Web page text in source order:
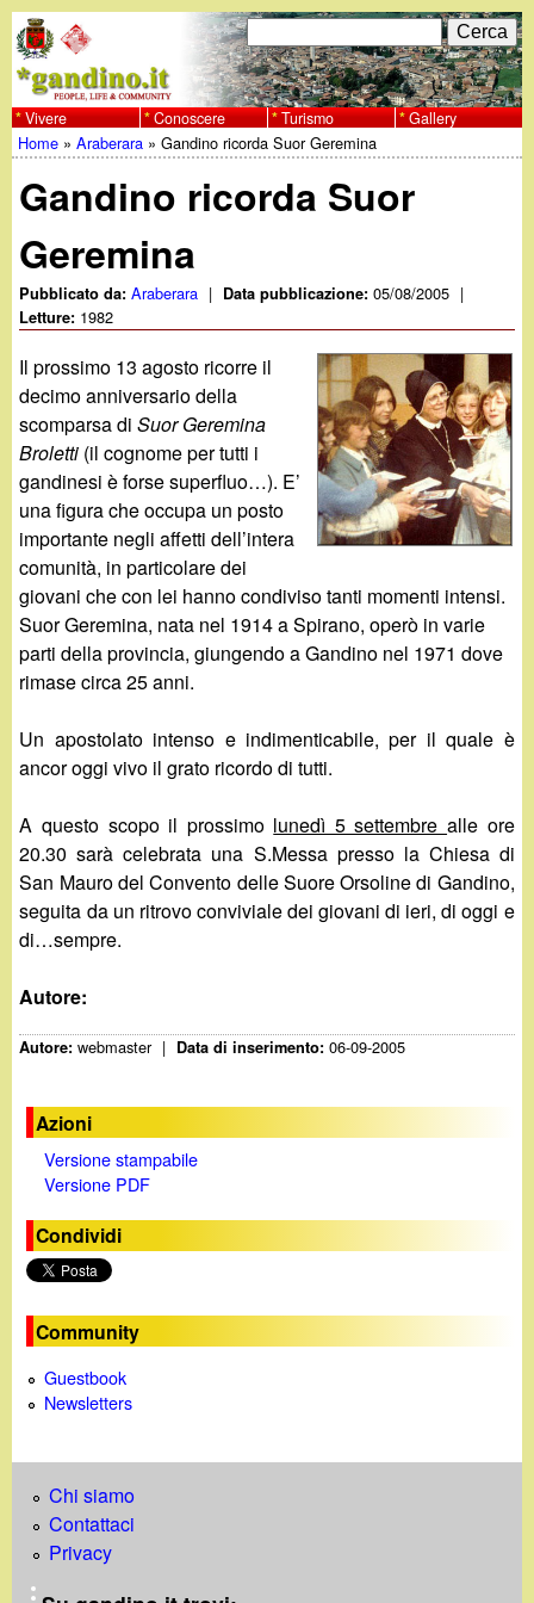
al
contenuto
principale
w
w
w
.
g
a
n
d
i
n
.
i
t
F
o
r
m
i
r
i
c
e
r
a
C
e
r
c
a
Vivere Conoscere Turismo Gallery
Tu
sei
qui
Home »Araberara »Gandino ricorda Suor Geremina
Gandino ricorda Suor
Geremina
Pubblicato da:Araberara | Data pubblicazione:05/08/2005 |
Letture: 1982
Il prossimo 13 agosto ricorre il
decimo anniversario della
scomparsa diSuor Geremina
Broletti (il cognome per tutti i
gandinesi è forse superfluo…). E’
una figura che occupa un posto
importante negli affetti dell’intera
comunità, in particolare dei
giovani che con lei hanno condiviso tanti momenti intensi.
Suor Geremina, nata nel 1914 a Spirano, operò in varie
parti della provincia, giungendo a Gandino nel 1971 dove
rimase circa 25 anni.
Un apostolato intenso e indimenticabile, per il quale è
ancor oggi vivo il grato ricordo di tutti.
A questo scopo il prossimo lunedì 5 settembrealle ore
20.30 sarà celebrata una S.Messa presso la Chiesa di
San Mauro del Convento delle Suore Orsoline di Gandino,
seguita da un ritrovo conviviale dei giovani di ieri, di oggi e
di…sempre.
Autore:
Autore:webmaster | Data di inserimento:06-09-2005
Azioni
Versione stampabile
Versione PDF
Condividi
Community
Guestbook
Newsletters
Chi siamo
Contattaci
Privacy